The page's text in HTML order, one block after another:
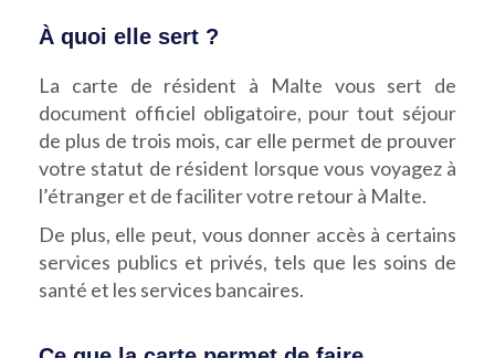
À quoi elle sert ?
La carte de résident à Malte vous sert de
document officiel obligatoire, pour tout séjour
de plus de trois mois, car elle permet de prouver
votre statut de résident lorsque vous voyagez à
l’étranger et de faciliter votre retour à Malte.
De plus, elle peut, vous donner accès à certains
services publics et privés, tels que les soins de
santé et les services bancaires.